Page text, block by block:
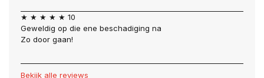
★ ★ ★ ★ ★ 10
Geweldig op die ene beschadiging na
Zo door gaan!
Bekijk alle reviews